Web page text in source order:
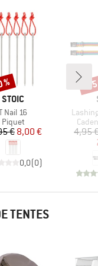
MARQUE
STOIC
Nail 16
Product group
Piquet
Prix
€Prix réduit
8,00 €
0,0(0)
%
Article
4,95
-
TENTES